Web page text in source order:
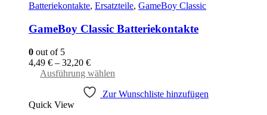
Batteriekontakte, Ersatzteile, GameBoy Classic
GameBoy Classic Batteriekontakte
0 out of 5
4,49 € – 32,20 €
Ausführung wählen
weist
Zur Wunschliste hinzufügen
Quick View